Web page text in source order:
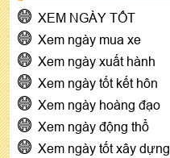
XEM NGÀY TỐT
Xem ngày mua xe
Xem ngày xuất hành
Xem ngày tốt kết hôn
Xem ngày hoàng đạo
Xem ngày động thổ
Xem ngày tốt xây dựng